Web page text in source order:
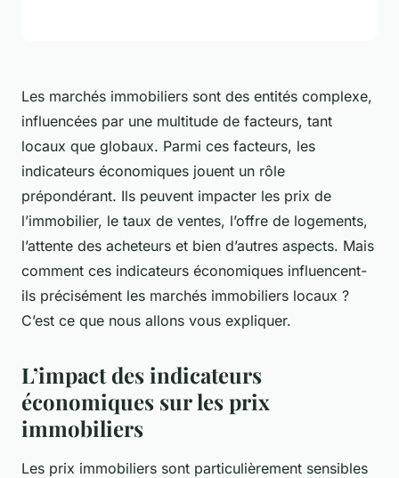
Les marchés immobiliers sont des entités complexe,
influencées par une multitude de facteurs, tant
locaux que globaux. Parmi ces facteurs, les
indicateurs économiques jouent un rôle
prépondérant. Ils peuvent impacter les prix de
l’immobilier, le taux de ventes, l’offre de logements,
l’attente des acheteurs et bien d’autres aspects. Mais
comment ces indicateurs économiques influencent-
ils précisément les marchés immobiliers locaux ?
C’est ce que nous allons vous expliquer.
L’impact des indicateurs
économiques sur les prix
immobiliers
Les prix immobiliers sont particulièrement sensibles